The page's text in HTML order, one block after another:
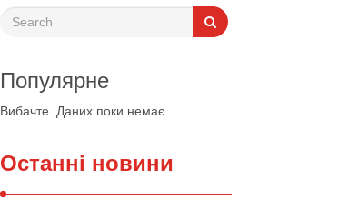
Популярне
Вибачте. Даних поки немає.
Останні новини